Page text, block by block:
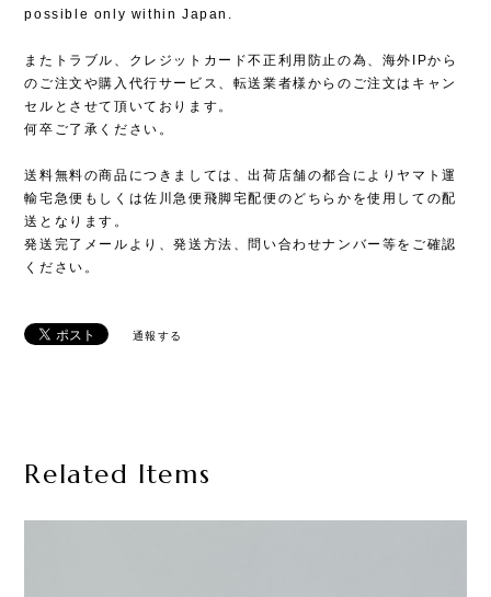
possible only within Japan.
またトラブル、クレジットカード不正利用防止の為、海外IPから
のご注文や購入代行サービス、転送業者様からのご注文はキャン
セルとさせて頂いております。
何卒ご了承ください。
送料無料の商品につきましては、出荷店舗の都合によりヤマト運
輸宅急便もしくは佐川急便飛脚宅配便のどちらかを使用しての配
送となります。
発送完了メールより、発送方法、問い合わせナンバー等をご確認
ください。
通報する
Related Items